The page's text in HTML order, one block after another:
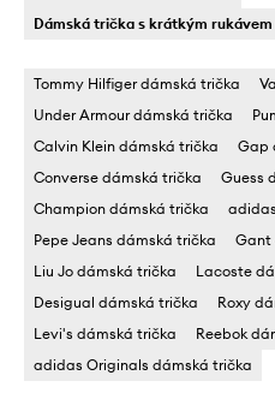
Dámská trička s krátkým
Tommy Hilfiger dámská trička
Under Armour dámská trička
Calvin Klein dámská trička
Gap
Converse dámská trička
Guess
Champion dámská trička
Pepe Jeans dámská trička
Gant
Liu Jo dámská trička
Lacoste
Desigual dámská trička
Roxy
Levi's dámská trička
Reebok
adidas Originals dámská trička